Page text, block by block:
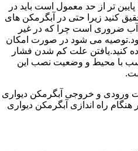
تر از حد معمول است باید در
کنید زیرا حتی در آبگرمکن های
ضروری است چرا که در غیر
می شود در صورت امکان
کنید.یافتن علت کم شدن فشار
با محیط و وضعیت نصب این
ورودی و خروجی آبگرمکن دیواری
راه اندازی آبگرمکن دیواری